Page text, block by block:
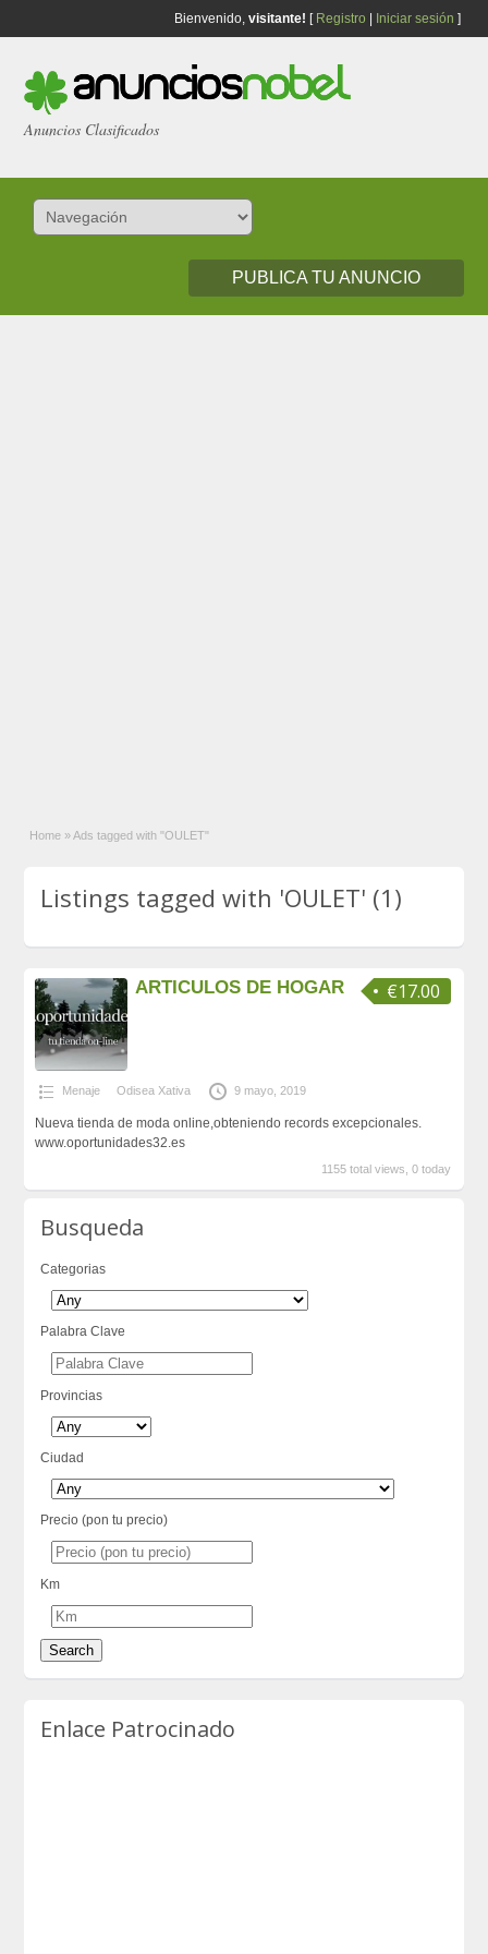
Bienvenido, visitante! [ Registro Iniciar sesión ]
Anuncios Clasificados
PUBLICA TU ANUNCIO
Home » Ads tagged with "OULET"
Listings tagged with 'OULET' (1)
€17.00
ARTICULOS DE HOGAR
Menaje Odisea Xativa 9 mayo, 2019
Nueva tienda de moda online,obteniendo records excepcionales.
www.oportunidades32.es
1155 total views, 0 today
Busqueda
Categorias
Palabra Clave
Provincias
Ciudad
Precio (pon tu precio)
Km
Enlace Patrocinado